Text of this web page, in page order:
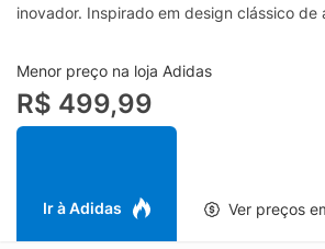
inovador. Inspirado em design clássico de
reinventado para o presente, esse shorts
anos 2000 sem perder a essência do estilo
tradicional. Pensada para o dia a dia, a
garante conforto sem abrir mão da
estrutura de malha oferece durabilidade e
ou relaxando com amigos. A adidas traz
Menor preço na loja Adidas
R$ 499,99
Ir à Adidas Ver preços